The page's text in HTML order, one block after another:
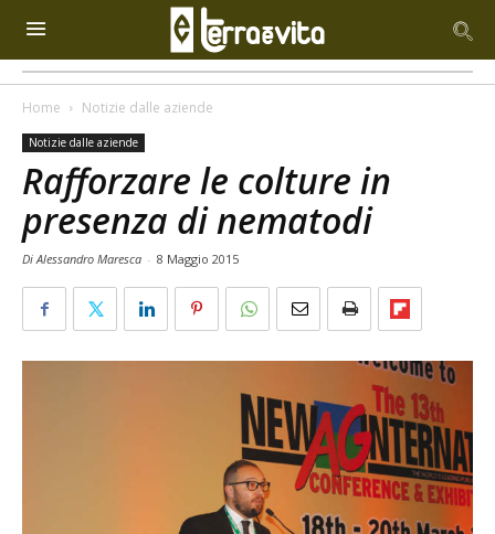
Home Notizie dalle aziende
Notizie dalle aziende
Rafforzare le colture in
presenza di nematodi
Di Alessandro Maresca - 8 Maggio 2015